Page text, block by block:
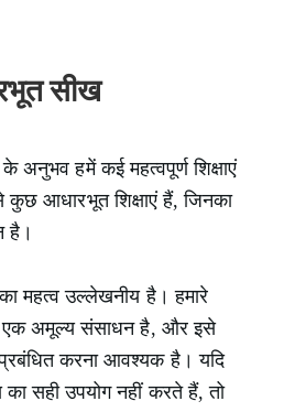
सीख
अनुभव हमें कई महत्वपूर्ण शिक्षाएं
आधारभूत शिक्षाएं हैं, जिनका
है।
महत्व उल्लेखनीय है। हमारे
एक अमूल्य संसाधन है, और इसे
करना आवश्यक है। यदि
सही उपयोग नहीं करते हैं, तो